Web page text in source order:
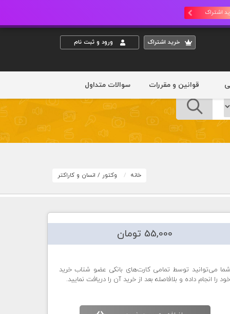
اشتراک
خريد اشتراک ورود و ثبت نام
قوانین و مقررات سوالات متداول
خانه وکتور / انسان و کاراکتر
55,000 تومان
شما می‌توانید توسط تمامی کارت‌های بانکی عضو شتاب خرید
خود را انجام داده و بلافاصله بعد از خرید آن را دریافت نمایید.